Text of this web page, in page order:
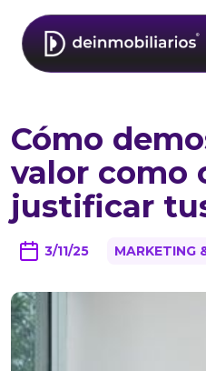
Cómo
valor como
justificar
3/11/25 MARKETING